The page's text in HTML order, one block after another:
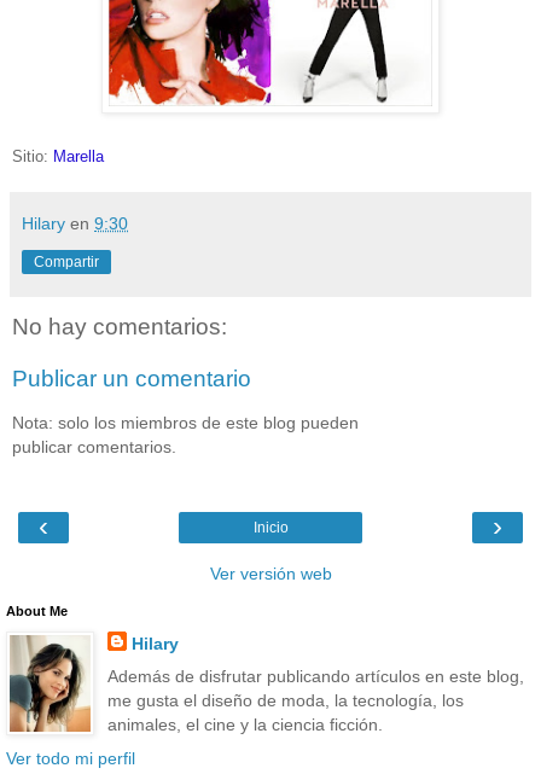
Sitio: Marella
Hilary en 9:30
Compartir
No hay comentarios:
Publicar un comentario
Nota: solo los miembros de este blog pueden
publicar comentarios.
‹ ›
Inicio
Ver versión web
About Me
Hilary
Además de disfrutar publicando artículos en este blog,
me gusta el diseño de moda, la tecnología, los
animales, el cine y la ciencia ficción.
Ver todo mi perfil